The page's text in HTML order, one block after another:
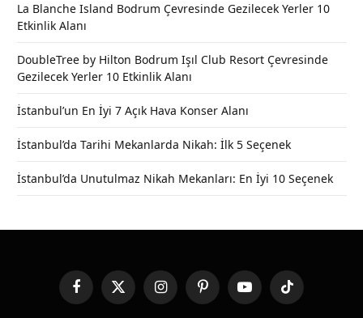
La Blanche Island Bodrum Çevresinde Gezilecek Yerler 10
Etkinlik Alanı
DoubleTree by Hilton Bodrum Işıl Club Resort Çevresinde
Gezilecek Yerler 10 Etkinlik Alanı
İstanbul’un En İyi 7 Açık Hava Konser Alanı
İstanbul’da Tarihi Mekanlarda Nikah: İlk 5 Seçenek
İstanbul’da Unutulmaz Nikah Mekanları: En İyi 10 Seçenek
FacebookX
(Twitter)
InstagramPinterestYouTubeTikTok